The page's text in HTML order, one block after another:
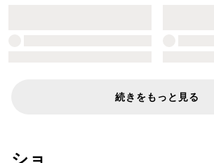
続きをもっと見る